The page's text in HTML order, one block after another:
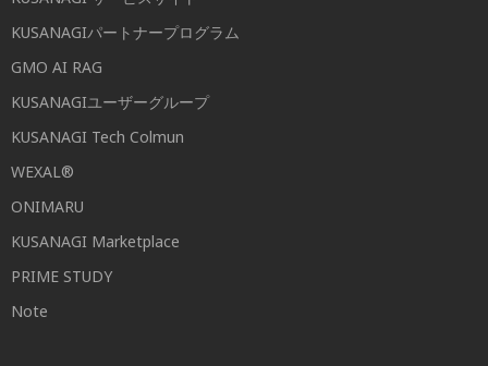
KUSANAGIパートナープログラム
GMO AI RAG
KUSANAGIユーザーグループ
KUSANAGI Tech Colmun
WEXAL®
ONIMARU
KUSANAGI Marketplace
PRIME STUDY
Note